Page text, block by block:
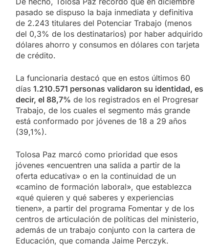
pasado se dispuso la baja inmediata y definitiva
de 2.243 titulares del Potenciar Trabajo (menos
del 0,3% de los destinatarios) por haber adquirido
dólares ahorro y consumos en dólares con tarjeta
de crédito.
La funcionaria destacó que en estos últimos 60
días 1.210.571 personas validaron su identidad, es
decir, el 88,7% de los registrados en el Progresar
Trabajo, de los cuales el segmento más grande
está conformado por jóvenes de 18 a 29 años
(39,1%).
Tolosa Paz marcó como prioridad que esos
jóvenes «encuentren una salida a partir de la
oferta educativa» o en la continuidad de un
«camino de formación laboral», que establezca
«qué quieren y qué saberes y experiencias
tienen», a partir del programa Fomentar y de los
centros de articulación de políticas del ministerio,
además de un trabajo conjunto con la cartera de
Educación, que comanda Jaime Perczyk.